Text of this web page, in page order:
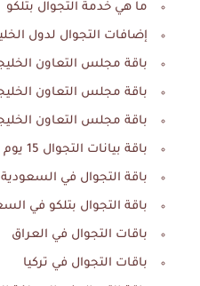
ما هي خدمة التجوال بتلكو
إضافات التجوال لدول
باقة مجلس التعاون
باقة مجلس التعاون الخليجي 3
باقة مجلس التعاون الخليجي 7
باقة بيانات التجوال 15 يوم العالمية
باقة التجوال في السعودية
باقة التجوال بتلكو في
باقات التجوال في العراق
باقات التجوال في تركيا